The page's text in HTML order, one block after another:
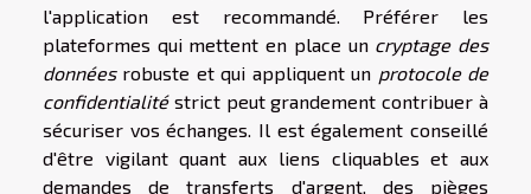
l'application est recommandé. Préférer les
plateformes qui mettent en place un cryptage des
donnéesrobuste et qui appliquent un protocole de
confidentialitéstrict peut grandement contribuer à
sécuriser vos échanges. Il est également conseillé
d'être vigilant quant aux liens cliquables et aux
demandes de transferts d'argent, des pièges